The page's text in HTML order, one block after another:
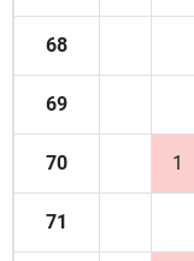
68
69
70 1
71